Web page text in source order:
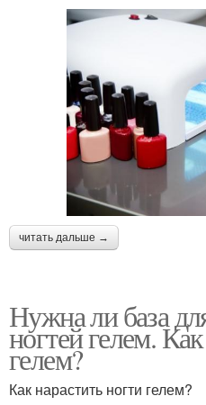
читать дальше →
Нужна ли база
ногтей гелем.
гелем?
Как нарастить ногти гелем?